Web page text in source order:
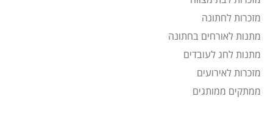
מזכרות לחתונה
מתנות לאורחים בחתונה
מתנות לחג לעובדים
מזכרות לאירועים
ממתקים ממותגים